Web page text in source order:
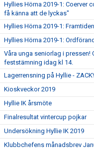
Hyllies Hörna 2019-1: Coerver
få känna att de lyckas"
Hyllies Hörna 2019-1:
Hyllies Hörna 2019-1:
Våra unga seniorlag i pressen!
feststämning idag kl 14.
Lagerrensning på Hyllie -
Kioskveckor 2019
Hyllie IK årsmöte
Finalresultat vintercup pojkar
Undersökning Hyllie IK 2019
Klubbchefens månadsbrev